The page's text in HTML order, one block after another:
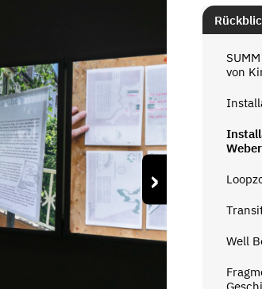
›
von
Weber
Well